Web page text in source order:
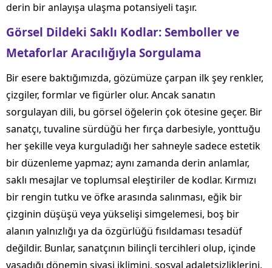
derin bir anlayışa ulaşma potansiyeli taşır.
Görsel Dildeki Saklı Kodlar: Semboller ve
Metaforlar Aracılığıyla Sorgulama
Bir esere baktığımızda, gözümüze çarpan ilk şey renkler,
çizgiler, formlar ve figürler olur. Ancak sanatın
sorgulayan dili, bu görsel öğelerin çok ötesine geçer. Bir
sanatçı, tuvaline sürdüğü her fırça darbesiyle, yonttuğu
her şekille veya kurguladığı her sahneyle sadece estetik
bir düzenleme yapmaz; aynı zamanda derin anlamlar,
saklı mesajlar ve toplumsal eleştiriler de kodlar. Kırmızı
bir rengin tutku ve öfke arasında salınması, eğik bir
çizginin düşüşü veya yükselişi simgelemesi, boş bir
alanın yalnızlığı ya da özgürlüğü fısıldaması tesadüf
değildir. Bunlar, sanatçının bilinçli tercihleri olup, içinde
yaşadığı dönemin siyasi iklimini, sosyal adaletsizliklerini,